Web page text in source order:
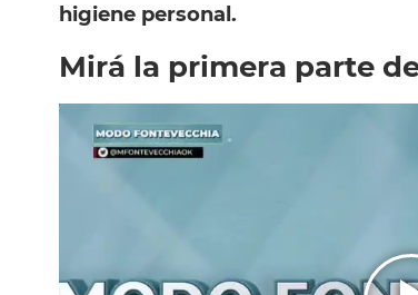
higiene personal.
Mirá la primera parte